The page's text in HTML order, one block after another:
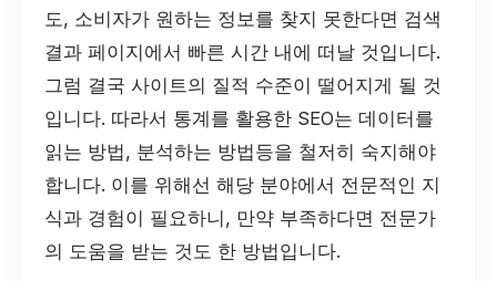
도, 소비자가 원하는 정보를 찾지 못한다면 검색
결과 페이지에서 빠른 시간 내에 떠날 것입니다.
그럼 결국 사이트의 질적 수준이 떨어지게 될 것
입니다. 따라서 통계를 활용한 SEO는 데이터를
읽는 방법, 분석하는 방법등을 철저히 숙지해야
합니다. 이를 위해선 해당 분야에서 전문적인 지
식과 경험이 필요하니, 만약 부족하다면 전문가
의 도움을 받는 것도 한 방법입니다.